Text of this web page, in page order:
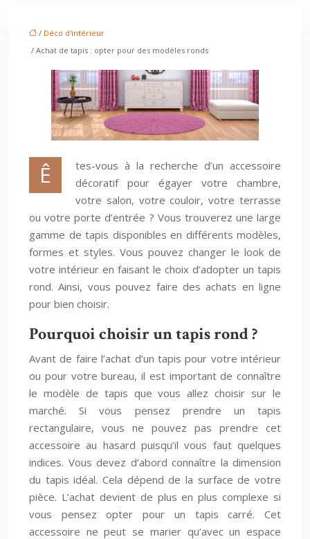
/ Déco d'intérieur
/ Achat de tapis : opter pour des modèles ronds
Ê
tes-vous à la recherche d’un accessoire
décoratif pour égayer votre chambre,
votre salon, votre couloir, votre terrasse
ou votre porte d’entrée ? Vous trouverez une large
gamme de tapis disponibles en différents modèles,
formes et styles. Vous pouvez changer le look de
votre intérieur en faisant le choix d’adopter un tapis
rond. Ainsi, vous pouvez faire des achats en ligne
pour bien choisir.
Pourquoi choisir un tapis rond ?
Avant de faire l’achat d’un tapis pour votre intérieur
ou pour votre bureau, il est important de connaître
le modèle de tapis que vous allez choisir sur le
marché. Si vous pensez prendre un tapis
rectangulaire, vous ne pouvez pas prendre cet
accessoire au hasard puisqu’il vous faut quelques
indices. Vous devez d’abord connaître la dimension
du tapis idéal. Cela dépend de la surface de votre
pièce. L’achat devient de plus en plus complexe si
vous pensez opter pour un tapis carré. Cet
accessoire ne peut se marier qu’avec un espace